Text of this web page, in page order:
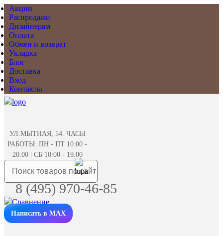
Акции
Распродажи
Дизайнерам
Оплата
Обмен и возврат
Укладка
Блог
Доставка
Вход
Контакты
УЛ.МЫТНАЯ, 54. ЧАСЫ
РАБОТЫ: ПН - ПТ 10:00 -
20.00 | СБ 10:00 - 19.00
8 (495) 970-46-85
Написать в MAX